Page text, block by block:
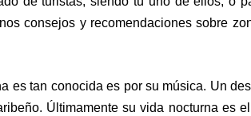
consejos y recomendaciones sobre
es tan conocida es por su música. Un
Últimamente su vida nocturna es